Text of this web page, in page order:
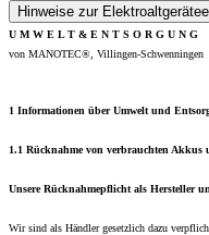
Hinweise zur
U M W E L T & E N T S O R G U N G
von MANOTEC®, Villingen-Schwenningen
1 Informationen über Umwelt und
1.1 Rücknahme von verbrauchten Akkus
Unsere Rücknahmepflicht als Hersteller
Wir sind als Händler gesetzlich dazu